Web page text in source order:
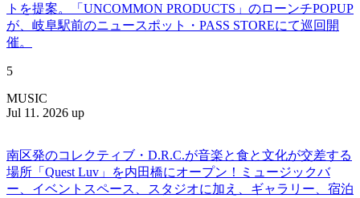
トを提案。「UNCOMMON PRODUCTS」のローンチPOPUP
が、岐阜駅前のニュースポット・PASS STOREにて巡回開
催。
5
MUSIC
Jul 11. 2026 up
南区発のコレクティブ・D.R.C.が⾳楽と⾷と⽂化が交差する
場所「Quest Luv」を内田橋にオープン！ミュージックバ
ー、イベントスペース、スタジオに加え、ギャラリー、宿泊